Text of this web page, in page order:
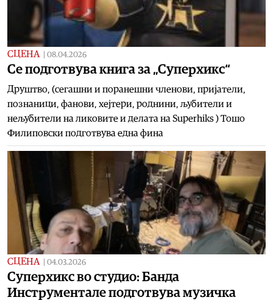
СЦЕНА 08.04.2026
Се подготвува книга за „Суперхикс“
Друштво, (сегашни и поранешни членови, пријатели,
познаници, фанови, хејтери, роднини, љубители и
нељубители на ликовите и делата на Superhiks ) Тошо
Филиповски подготвува една фина
СЦЕНА 04.03.2026
Суперхикс во студио: Банда
Инструментале подготвува музичка